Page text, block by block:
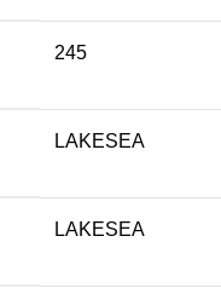
245
LAKESEA
LAKESEA